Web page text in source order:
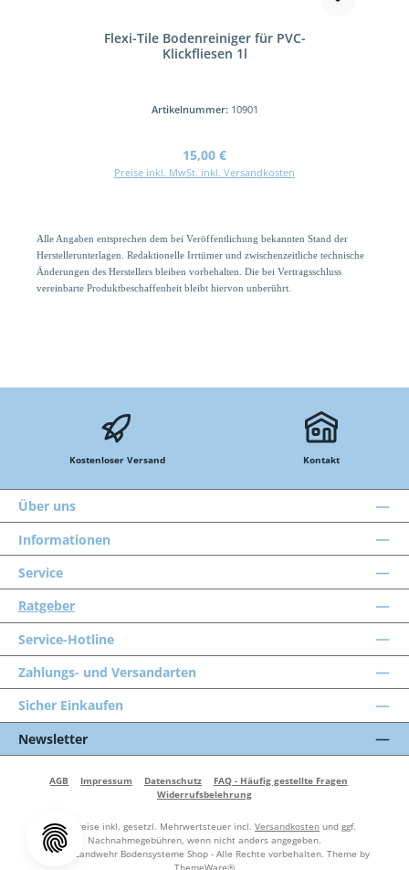
Flexi-Tile Bodenreiniger für PVC-
Klickfliesen 1l
Artikelnummer: 10901
Regulärer Preis:
15,00 €
Preise inkl. MwSt. inkl. Versandkosten
Alle Angaben entsprechen dem bei Veröffentlichung bekannten Stand der
Herstellerunterlagen. Redaktionelle Irrtümer und zwischenzeitliche technische
Änderungen des Herstellers bleiben vorbehalten. Die bei Vertragsschluss
vereinbarte Produktbeschaffenheit bleibt hiervon unberührt.
Kostenloser Versand Kontakt
Über uns
Informationen
Service
Ratgeber
Service-Hotline
Zahlungs- und Versandarten
Sicher Einkaufen
Newsletter
AGB Impressum Datenschutz
FAQ - Häufig gestellte Fragen
Widerrufsbelehrung
Alle Preise inkl. gesetzl. Mehrwertsteuer incl. Versandkosten und ggf.
Nachnahmegebühren, wenn nicht anders angegeben.
© 2026 Landwehr Bodensysteme Shop - Alle Rechte vorbehalten. Theme by
ThemeWare®